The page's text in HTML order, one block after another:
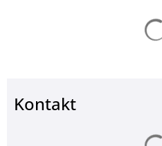
Kontakt